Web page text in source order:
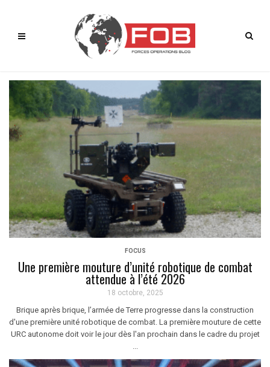
FOCUS
Une première mouture d’unité robotique de combat
attendue à l’été 2026
18 octobre, 2025
Brique après brique, l’armée de Terre progresse dans la construction
d'une première unité robotique de combat. La première mouture de cette
URC autonome doit voir le jour dès l'an prochain dans le cadre du projet
...